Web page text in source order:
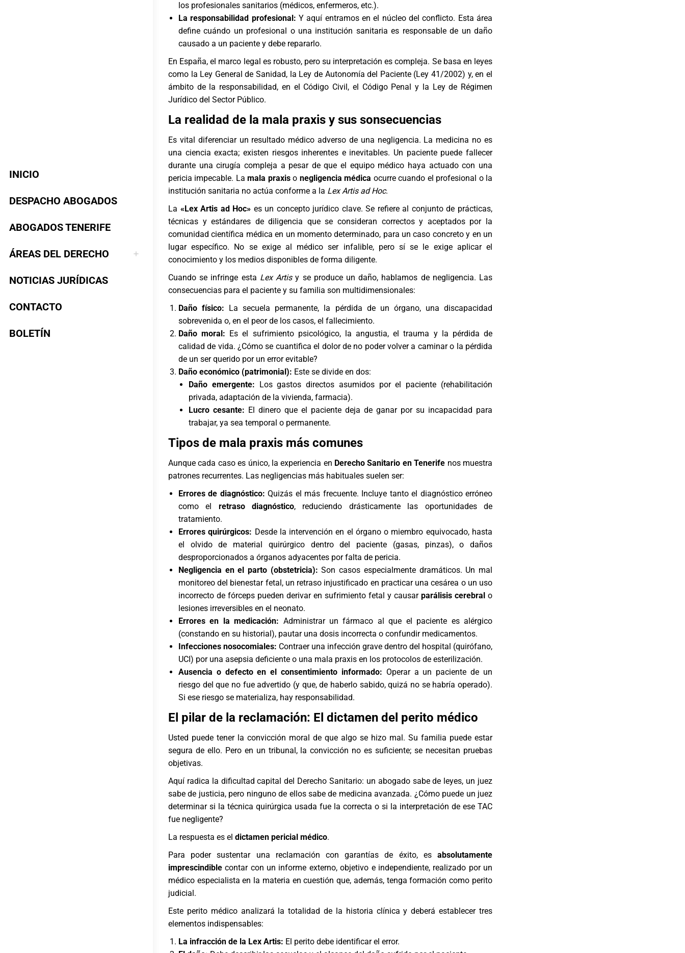
INICIO
DESPACHO ABOGADOS
ABOGADOS TENERIFE
ÁREAS DEL DERECHO
NOTICIAS JURÍDICAS
CONTACTO
BOLETÍN
los profesionales sanitarios (médicos, enfermeros, etc.).
La responsabilidad profesional: Y aquí entramos en el núcleo del conflicto. Esta área
define cuándo un profesional o una institución sanitaria es responsable de un daño
causado a un paciente y debe repararlo.
En España, el marco legal es robusto, pero su interpretación es compleja. Se basa en leyes
como la Ley General de Sanidad, la Ley de Autonomía del Paciente (Ley 41/2002) y, en el
ámbito de la responsabilidad, en el Código Civil, el Código Penal y la Ley de Régimen
Jurídico del Sector Público.
La realidad de la mala praxis y sus sonsecuencias
Es vital diferenciar un resultado médico adverso de una negligencia. La medicina no es
una ciencia exacta; existen riesgos inherentes e inevitables. Un paciente puede fallecer
durante una cirugía compleja a pesar de que el equipo médico haya actuado con una
pericia impecable. Lamala praxiso negligencia médica ocurre cuando el profesional o la
institución sanitaria no actúa conforme a la Lex Artis ad Hoc.
La «Lex Artis ad Hoc» es un concepto jurídico clave. Se refiere al conjunto de prácticas,
técnicas y estándares de diligencia que se consideran correctos y aceptados por la
comunidad científica médica en un momento determinado, para un caso concreto y en un
lugar específico. No se exige al médico ser infalible, pero sí se le exige aplicar el
conocimiento y los medios disponibles de forma diligente.
Cuando se infringe esta Lex Artisy se produce un daño, hablamos de negligencia. Las
consecuencias para el paciente y su familia son multidimensionales:
Daño físico: La secuela permanente, la pérdida de un órgano, una discapacidad
sobrevenida o, en el peor de los casos, el fallecimiento.
Daño moral: Es el sufrimiento psicológico, la angustia, el trauma y la pérdida de
calidad de vida. ¿Cómo se cuantifica el dolor de no poder volver a caminar o la pérdida
de un ser querido por un error evitable?
Daño económico (patrimonial): Este se divide en dos:
Daño emergente: Los gastos directos asumidos por el paciente (rehabilitación
privada, adaptación de la vivienda, farmacia).
Lucro cesante: El dinero que el paciente deja de ganar por su incapacidad para
trabajar, ya sea temporal o permanente.
Tipos de mala praxis más comunes
Aunque cada caso es único, la experiencia en Derecho Sanitario en Tenerife nos muestra
patrones recurrentes. Las negligencias más habituales suelen ser:
Errores de diagnóstico: Quizás el más frecuente. Incluye tanto el diagnóstico erróneo
como el retraso diagnóstico, reduciendo drásticamente las oportunidades de
tratamiento.
Errores quirúrgicos: Desde la intervención en el órgano o miembro equivocado, hasta
el olvido de material quirúrgico dentro del paciente (gasas, pinzas), o daños
desproporcionados a órganos adyacentes por falta de pericia.
Negligencia en el parto (obstetricia): Son casos especialmente dramáticos. Un mal
monitoreo del bienestar fetal, un retraso injustificado en practicar una cesárea o un uso
incorrecto de fórceps pueden derivar en sufrimiento fetal y causar parálisis cerebral o
lesiones irreversibles en el neonato.
Errores en la medicación: Administrar un fármaco al que el paciente es alérgico
(constando en su historial), pautar una dosis incorrecta o confundir medicamentos.
Infecciones nosocomiales: Contraer una infección grave dentro del hospital (quirófano,
UCI) por una asepsia deficiente o una mala praxis en los protocolos de esterilización.
Ausencia o defecto en el consentimiento informado: Operar a un paciente de un
riesgo del que no fue advertido (y que, de haberlo sabido, quizá no se habría operado).
Si ese riesgo se materializa, hay responsabilidad.
El pilar de la reclamación: El dictamen del perito médico
Usted puede tener la convicción moral de que algo se hizo mal. Su familia puede estar
segura de ello. Pero en un tribunal, la convicción no es suficiente; se necesitan pruebas
objetivas.
Aquí radica la dificultad capital del Derecho Sanitario: un abogado sabe de leyes, un juez
sabe de justicia, pero ninguno de ellos sabe de medicina avanzada. ¿Cómo puede un juez
determinar si la técnica quirúrgica usada fue la correcta o si la interpretación de ese TAC
fue negligente?
La respuesta es el dictamen pericial médico.
Para poder sustentar una reclamación con garantías de éxito, es absolutamente
imprescindible contar con un informe externo, objetivo e independiente, realizado por un
médico especialista en la materia en cuestión que, además, tenga formación como perito
judicial.
Este perito médico analizará la totalidad de la historia clínica y deberá establecer tres
elementos indispensables:
La infracción de la Lex Artis: El perito debe identificar el error.